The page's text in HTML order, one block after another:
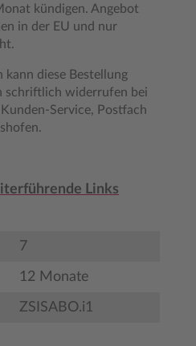
kündigen. Angebot
in der EU und nur
kann diese Bestellung
schriftlich widerrufen bei
Kunden-Service, Postfach
Links
7
12 Monate
ZSISABO.i1